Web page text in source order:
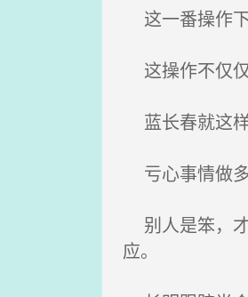
这一番操作
这操作不仅
蓝长春就这
亏心事情做
别人是笨，
应。